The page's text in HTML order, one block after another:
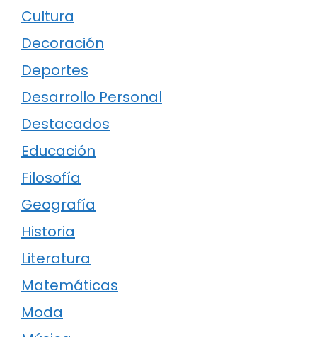
Cultura
Decoración
Deportes
Desarrollo Personal
Destacados
Educación
Filosofía
Geografía
Historia
Literatura
Matemáticas
Moda